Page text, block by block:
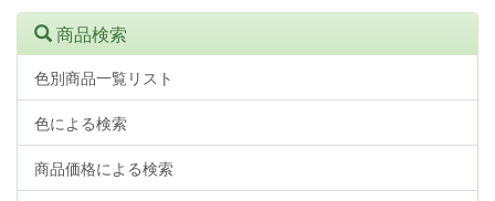
商品検索
色別商品一覧リスト
色による検索
商品価格による検索